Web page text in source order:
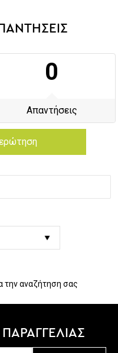
0
Απαντήσεις
την αναζήτηση σας